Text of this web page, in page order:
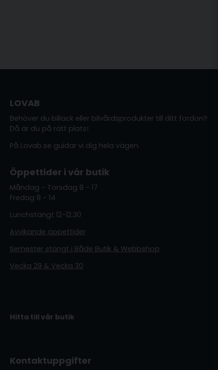
LOVAB
Behöver du billack eller bilvårdsprodukter till ditt fordon?
Då är du på rätt plats!
På Lovab.se guidar vi dig hela vägen.
Öppettider i vår butik
Måndag - Torsdag 8 - 17
Fredag 8 - 14
Lunchstängt 12-12.30
Avvikande öppettider
Semester stängt i Både Butik & Webbshop
Vecka 29 & Vecka 30
Hitta till vår butik
Kontaktuppgifter